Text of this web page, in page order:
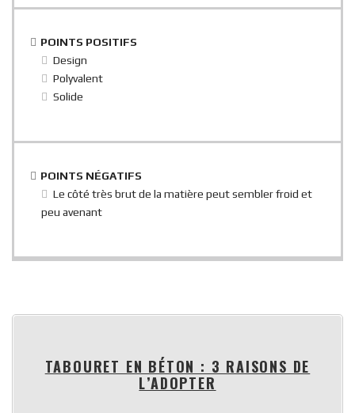
POINTS POSITIFS
Design
Polyvalent
Solide
POINTS NÉGATIFS
Le côté très brut de la matière peut sembler froid et
peu avenant
TABOURET EN BÉTON : 3 RAISONS DE
L’ADOPTER